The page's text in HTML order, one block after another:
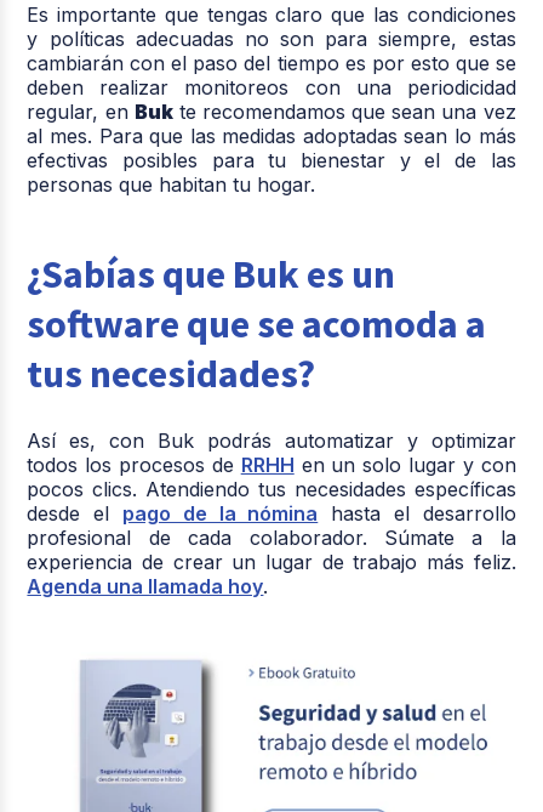
Es importante que tengas claro que las condiciones
y políticas adecuadas no son para siempre, estas
cambiarán con el paso del tiempo es por esto que se
deben realizar monitoreos con una periodicidad
regular, en Bukte recomendamos que sean una vez
al mes. Para que las medidas adoptadas sean lo más
efectivas posibles para tu bienestar y el de las
personas que habitan tu hogar.
¿Sabías que Buk es un
software que se acomoda a
tus necesidades?
Así es, con Buk podrás automatizar y optimizar
todos los procesos de RRHH en un solo lugar y con
pocos clics. Atendiendo tus necesidades específicas
desde el pago de la nómina hasta el desarrollo
profesional de cada colaborador. Súmate a la
experiencia de crear un lugar de trabajo más feliz.
Agenda una llamada hoy.